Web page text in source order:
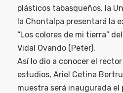
plásticos tabasqueños, la
la Chontalpa presentará la
“Los colores de mi tierra”
Vidal Ovando (Peter).
Así lo dio a conocer el
estudios, Ariel Cetina
muestra será inaugurada el